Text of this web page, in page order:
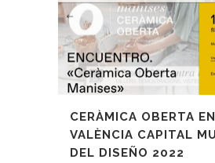
CERÀMICA OBERTA
VALÈNCIA CAPITAL
DEL DISEÑO 2022